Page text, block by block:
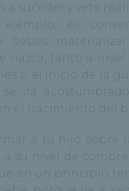
a suceder y vete
ejemplo, es
debas
nazca, tanto a nivel
o el inicio de la
irá
el nacimiento del
a tu hijo sobre
su nivel de
en un principio